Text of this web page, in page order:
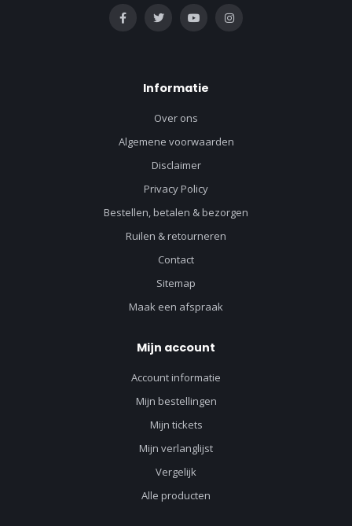
Informatie
Over ons
Algemene voorwaarden
Disclaimer
Privacy Policy
Bestellen, betalen & bezorgen
Ruilen & retourneren
Contact
Sitemap
Maak een afspraak
Mijn account
Account informatie
Mijn bestellingen
Mijn tickets
Mijn verlanglijst
Vergelijk
Alle producten